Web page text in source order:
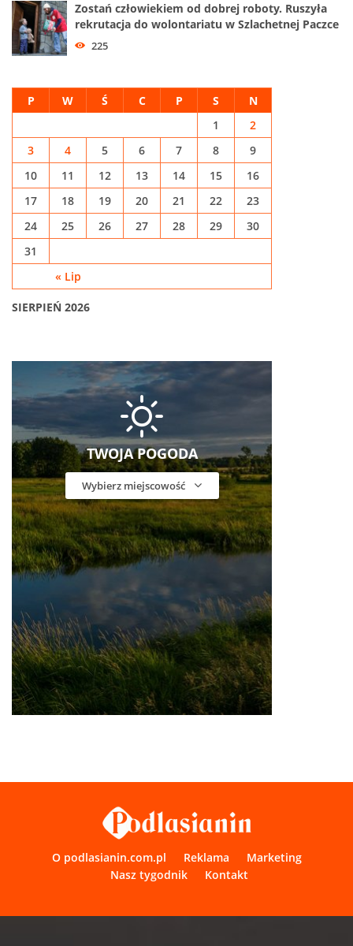
Zostań człowiekiem od dobrej roboty. Ruszyła
rekrutacja do wolontariatu w Szlachetnej Paczce
225
SIERPIEŃ 2026
P W Ś C P S N
« Lip
1
2
3
4 5 6 7 8
9
10
11 12 13 14 15
16
17
18 19 20 21 22
23
24
25 26 27 28 29
30
31
TWOJA POGODA
Wybierz miejscowość
O podlasianin.com.pl Reklama
Marketing
Nasz tygodnik
Kontakt